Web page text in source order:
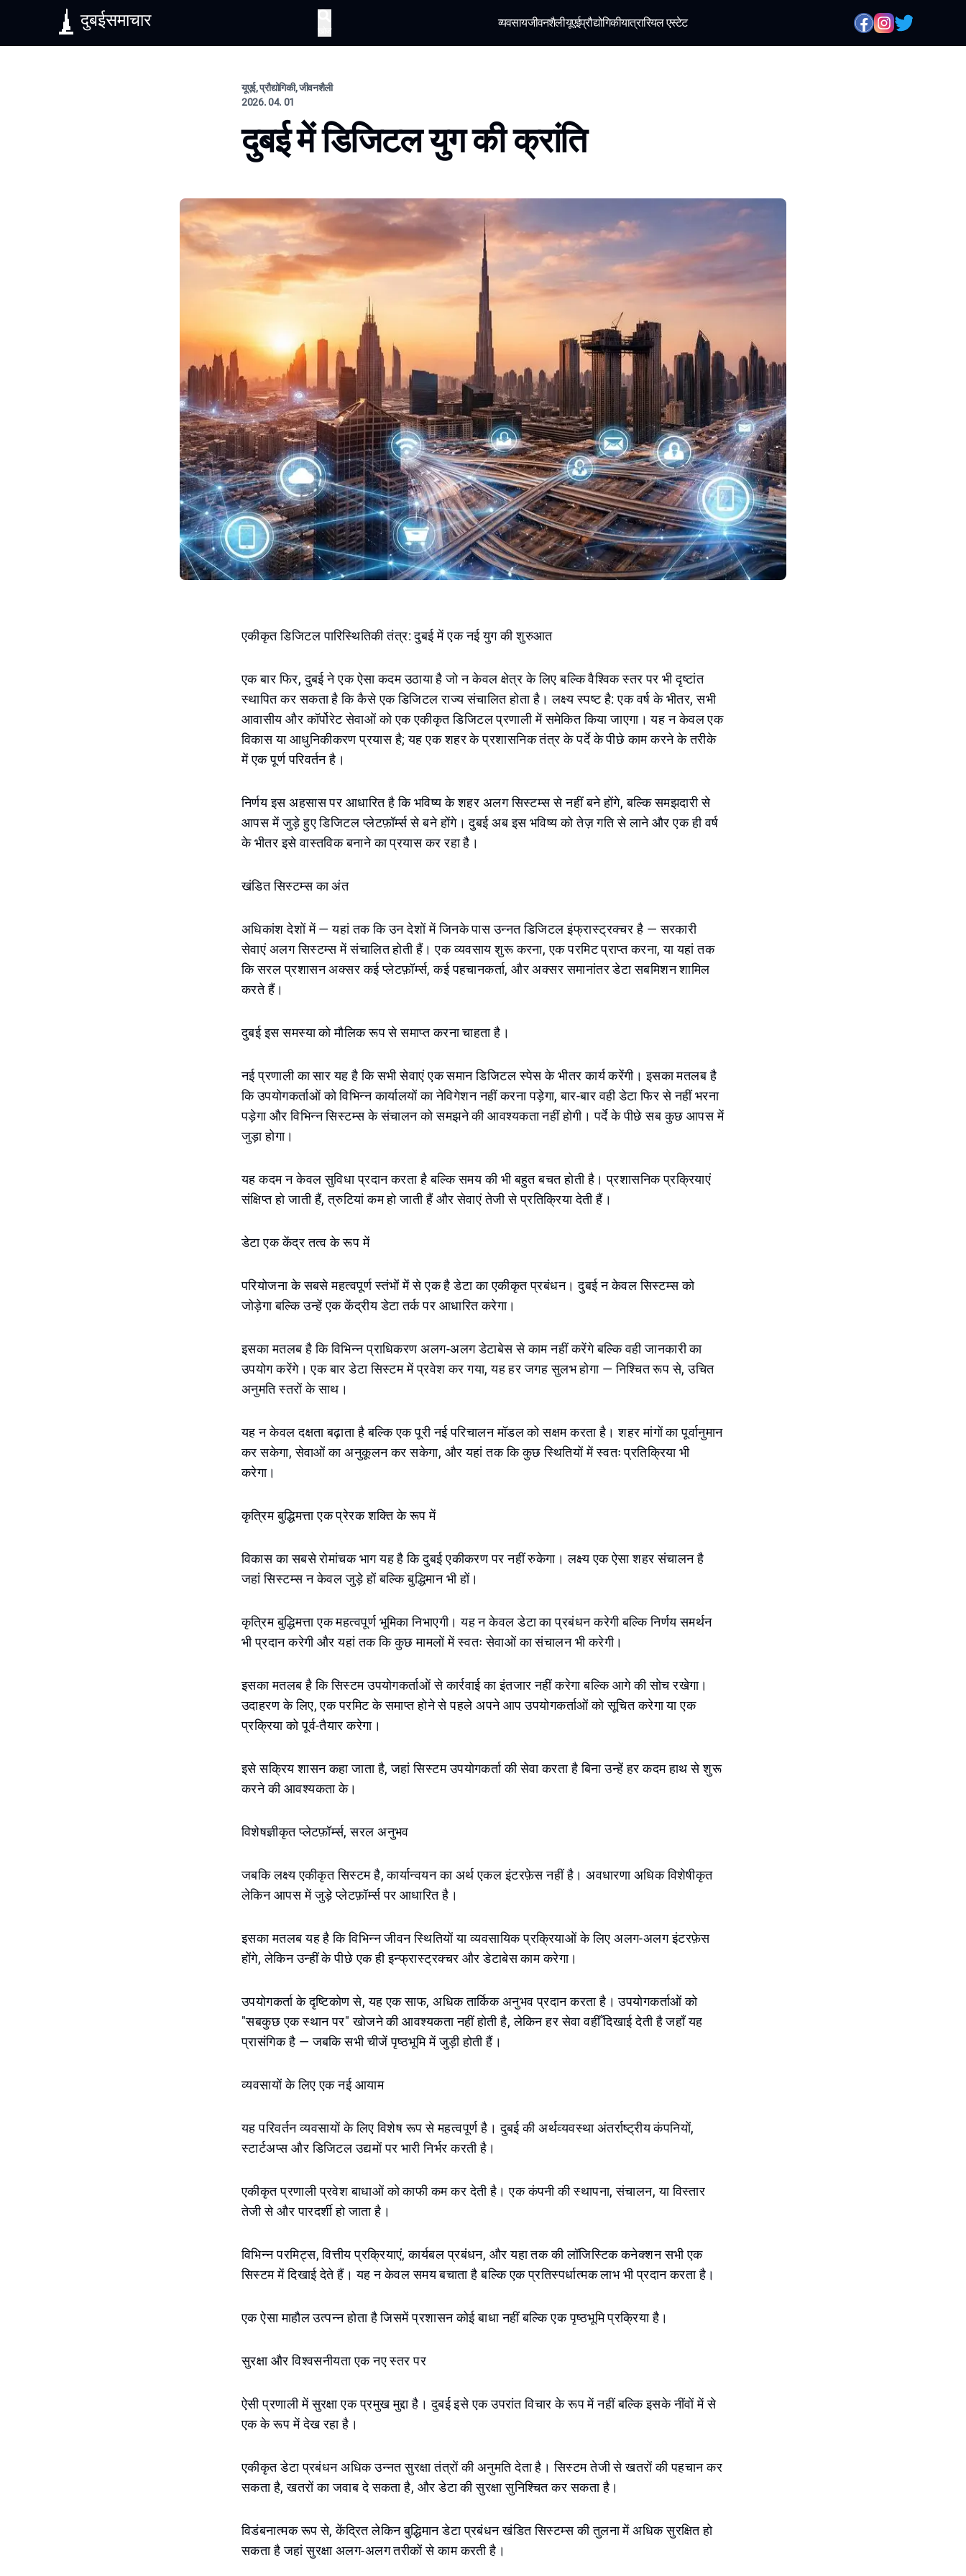
दुबईसमाचार व्यवसायजीवनशैलीयूएईप्रौद्योगिकीयात्रारियल एस्टेट
यूएई, प्रौद्योगिकी, जीवनशैली
2026. 04. 01
दुबई में डिजिटल युग की क्रांति
एकीकृत डिजिटल पारिस्थितिकी तंत्र: दुबई में एक नई युग की शुरुआत
एक बार फिर, दुबई ने एक ऐसा कदम उठाया है जो न केवल क्षेत्र के लिए बल्कि वैश्विक स्तर पर भी दृष्टांत
स्थापित कर सकता है कि कैसे एक डिजिटल राज्य संचालित होता है। लक्ष्य स्पष्ट है: एक वर्ष के भीतर, सभी
आवासीय और कॉर्पोरेट सेवाओं को एक एकीकृत डिजिटल प्रणाली में समेकित किया जाएगा। यह न केवल एक
विकास या आधुनिकीकरण प्रयास है; यह एक शहर के प्रशासनिक तंत्र के पर्दे के पीछे काम करने के तरीके
में एक पूर्ण परिवर्तन है।
निर्णय इस अहसास पर आधारित है कि भविष्य के शहर अलग सिस्टम्स से नहीं बने होंगे, बल्कि समझदारी से
आपस में जुड़े हुए डिजिटल प्लेटफ़ॉर्म्स से बने होंगे। दुबई अब इस भविष्य को तेज़ गति से लाने और एक ही वर्ष
के भीतर इसे वास्तविक बनाने का प्रयास कर रहा है।
खंडित सिस्टम्स का अंत
अधिकांश देशों में — यहां तक कि उन देशों में जिनके पास उन्नत डिजिटल इंफ्रास्ट्रक्चर है — सरकारी
सेवाएं अलग सिस्टम्स में संचालित होती हैं। एक व्यवसाय शुरू करना, एक परमिट प्राप्त करना, या यहां तक ​​
कि सरल प्रशासन अक्सर कई प्लेटफ़ॉर्म्स, कई पहचानकर्ता, और अक्सर समानांतर डेटा सबमिशन शामिल
करते हैं।
दुबई इस समस्या को मौलिक रूप से समाप्त करना चाहता है।
नई प्रणाली का सार यह है कि सभी सेवाएं एक समान डिजिटल स्पेस के भीतर कार्य करेंगी। इसका मतलब है
कि उपयोगकर्ताओं को विभिन्न कार्यालयों का नेविगेशन नहीं करना पड़ेगा, बार-बार वही डेटा फिर से नहीं भरना
पड़ेगा और विभिन्न सिस्टम्स के संचालन को समझने की आवश्यकता नहीं होगी। पर्दे के पीछे सब कुछ आपस में
जुड़ा होगा।
यह कदम न केवल सुविधा प्रदान करता है बल्कि समय की भी बहुत बचत होती है। प्रशासनिक प्रक्रियाएं
संक्षिप्त हो जाती हैं, त्रुटियां कम हो जाती हैं और सेवाएं तेजी से प्रतिक्रिया देती हैं।
डेटा एक केंद्र तत्व के रूप में
परियोजना के सबसे महत्वपूर्ण स्तंभों में से एक है डेटा का एकीकृत प्रबंधन। दुबई न केवल सिस्टम्स को
जोड़ेगा बल्कि उन्हें एक केंद्रीय डेटा तर्क पर आधारित करेगा।
इसका मतलब है कि विभिन्न प्राधिकरण अलग-अलग डेटाबेस से काम नहीं करेंगे बल्कि वही जानकारी का
उपयोग करेंगे। एक बार डेटा सिस्टम में प्रवेश कर गया, यह हर जगह सुलभ होगा — निश्चित रूप से, उचित
अनुमति स्तरों के साथ।
यह न केवल दक्षता बढ़ाता है बल्कि एक पूरी नई परिचालन मॉडल को सक्षम करता है। शहर मांगों का पूर्वानुमान
कर सकेगा, सेवाओं का अनुकूलन कर सकेगा, और यहां तक ​​कि कुछ स्थितियों में स्वतः प्रतिक्रिया भी
करेगा।
कृत्रिम बुद्धिमत्ता एक प्रेरक शक्ति के रूप में
विकास का सबसे रोमांचक भाग यह है कि दुबई एकीकरण पर नहीं रुकेगा। लक्ष्य एक ऐसा शहर संचालन है
जहां सिस्टम्स न केवल जुड़े हों बल्कि बुद्धिमान भी हों।
कृत्रिम बुद्धिमत्ता एक महत्वपूर्ण भूमिका निभाएगी। यह न केवल डेटा का प्रबंधन करेगी बल्कि निर्णय समर्थन
भी प्रदान करेगी और यहां तक ​​कि कुछ मामलों में स्वतः सेवाओं का संचालन भी करेगी।
इसका मतलब है कि सिस्टम उपयोगकर्ताओं से कार्रवाई का इंतजार नहीं करेगा बल्कि आगे की सोच रखेगा।
उदाहरण के लिए, एक परमिट के समाप्त होने से पहले अपने आप उपयोगकर्ताओं को सूचित करेगा या एक
प्रक्रिया को पूर्व-तैयार करेगा।
इसे सक्रिय शासन कहा जाता है, जहां सिस्टम उपयोगकर्ता की सेवा करता है बिना उन्हें हर कदम हाथ से शुरू
करने की आवश्यकता के।
विशेषज्ञीकृत प्लेटफ़ॉर्म्स, सरल अनुभव
जबकि लक्ष्य एकीकृत सिस्टम है, कार्यान्वयन का अर्थ एकल इंटरफ़ेस नहीं है। अवधारणा अधिक विशेषीकृत
लेकिन आपस में जुड़े प्लेटफ़ॉर्म्स पर आधारित है।
इसका मतलब यह है कि विभिन्न जीवन स्थितियों या व्यवसायिक प्रक्रियाओं के लिए अलग-अलग इंटरफ़ेस
होंगे, लेकिन उन्हीं के पीछे एक ही इन्फ्रास्ट्रक्चर और डेटाबेस काम करेगा।
उपयोगकर्ता के दृष्टिकोण से, यह एक साफ, अधिक तार्किक अनुभव प्रदान करता है। उपयोगकर्ताओं को
"सबकुछ एक स्थान पर" खोजने की आवश्यकता नहीं होती है, लेकिन हर सेवा वहीँ दिखाई देती है जहाँ यह
प्रासंगिक है — जबकि सभी चीजें पृष्ठभूमि में जुड़ी होती हैं।
व्यवसायों के लिए एक नई आयाम
यह परिवर्तन व्यवसायों के लिए विशेष रूप से महत्वपूर्ण है। दुबई की अर्थव्यवस्था अंतर्राष्ट्रीय कंपनियों,
स्टार्टअप्स और डिजिटल उद्यमों पर भारी निर्भर करती है।
एकीकृत प्रणाली प्रवेश बाधाओं को काफी कम कर देती है। एक कंपनी की स्थापना, संचालन, या विस्तार
तेजी से और पारदर्शी हो जाता है।
विभिन्न परमिट्स, वित्तीय प्रक्रियाएं, कार्यबल प्रबंधन, और यहा तक की लॉजिस्टिक कनेक्शन सभी एक
सिस्टम में दिखाई देते हैं। यह न केवल समय बचाता है बल्कि एक प्रतिस्पर्धात्मक लाभ भी प्रदान करता है।
एक ऐसा माहौल उत्पन्न होता है जिसमें प्रशासन कोई बाधा नहीं बल्कि एक पृष्ठभूमि प्रक्रिया है।
सुरक्षा और विश्वसनीयता एक नए स्तर पर
ऐसी प्रणाली में सुरक्षा एक प्रमुख मुद्दा है। दुबई इसे एक उपरांत विचार के रूप में नहीं बल्कि इसके नींवों में से
एक के रूप में देख रहा है।
एकीकृत डेटा प्रबंधन अधिक उन्नत सुरक्षा तंत्रों की अनुमति देता है। सिस्टम तेजी से खतरों की पहचान कर
सकता है, खतरों का जवाब दे सकता है, और डेटा की सुरक्षा सुनिश्चित कर सकता है।
विडंबनात्मक रूप से, केंद्रित लेकिन बुद्धिमान डेटा प्रबंधन खंडित सिस्टम्स की तुलना में अधिक सुरक्षित हो
सकता है जहां सुरक्षा अलग-अलग तरीकों से काम करती है।